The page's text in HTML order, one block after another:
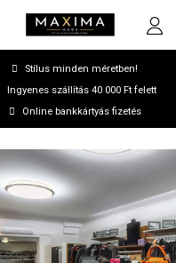
Stílus minden méretben!
Ingyenes szállítás 40 000 Ft felett
Online bankkártyás fizetés